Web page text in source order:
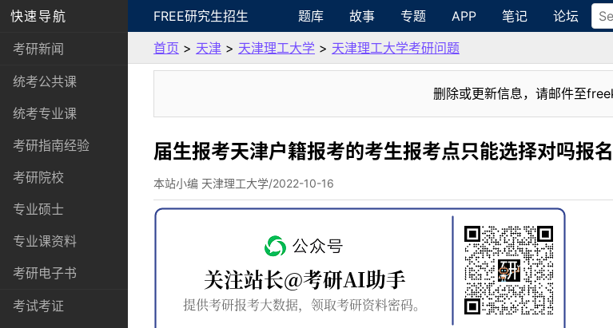
快速导航
考研新闻
统考公共课
统考专业课
考研指南经验
考研院校
专业硕士
专业课资料
考研电子书
考试考证
FREE研究生招生 题库 故事 专题 APP 笔记 论坛
首页 > 天津 > 天津理工大学 > 天津理工大学考研问题
删除或更新信息，请邮件至
届生报考天津户籍报考的考生报考点只能选择对吗报
本站小编 天津理工大学/2022-10-16